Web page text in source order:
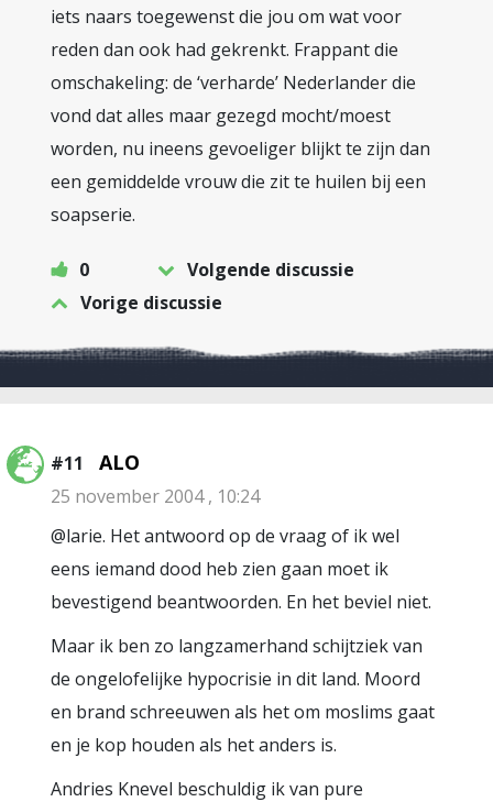
iets naars toegewenst die jou om wat voor
reden dan ook had gekrenkt. Frappant die
omschakeling: de ‘verharde’ Nederlander die
vond dat alles maar gezegd mocht/moest
worden, nu ineens gevoeliger blijkt te zijn dan
een gemiddelde vrouw die zit te huilen bij een
soapserie.
0
Volgende discussie
Vorige discussie
#11 ALO
25 november 2004 , 10:24
@larie. Het antwoord op de vraag of ik wel
eens iemand dood heb zien gaan moet ik
bevestigend beantwoorden. En het beviel niet.
Maar ik ben zo langzamerhand schijtziek van
de ongelofelijke hypocrisie in dit land. Moord
en brand schreeuwen als het om moslims gaat
en je kop houden als het anders is.
Andries Knevel beschuldig ik van pure